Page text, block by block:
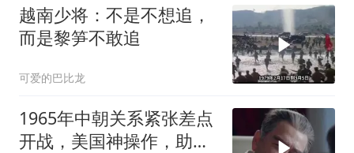
越南少将：不是不想追，
而是黎笋不敢追
可爱的巴比龙
1965年中朝关系紧张差点
开战，美国神操作，助两